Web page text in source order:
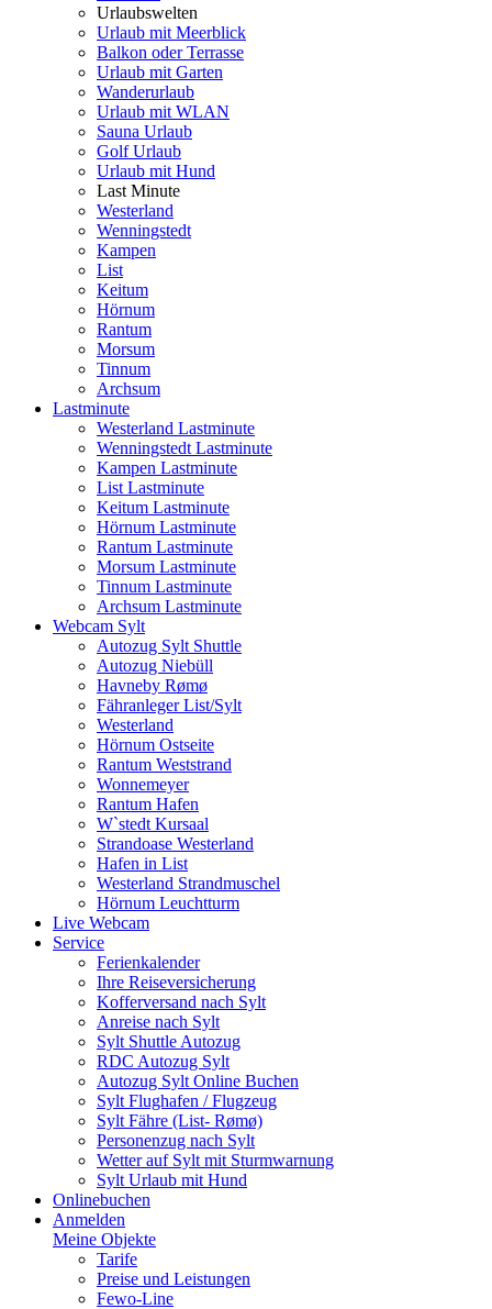
Urlaubswelten
Urlaub mit Meerblick
Balkon oder Terrasse
Urlaub mit Garten
Wanderurlaub
Urlaub mit WLAN
Sauna Urlaub
Golf Urlaub
Urlaub mit Hund
Last Minute
Westerland
Wenningstedt
Kampen
List
Keitum
Hörnum
Rantum
Morsum
Tinnum
Archsum
Lastminute
Westerland Lastminute
Wenningstedt Lastminute
Kampen Lastminute
List Lastminute
Keitum Lastminute
Hörnum Lastminute
Rantum Lastminute
Morsum Lastminute
Tinnum Lastminute
Archsum Lastminute
Webcam Sylt
Autozug Sylt Shuttle
Autozug Niebüll
Havneby Rømø
Fähranleger List/Sylt
Westerland
Hörnum Ostseite
Rantum Weststrand
Wonnemeyer
Rantum Hafen
W`stedt Kursaal
Strandoase Westerland
Hafen in List
Westerland Strandmuschel
Hörnum Leuchtturm
Live Webcam
Service
Ferienkalender
Ihre Reiseversicherung
Kofferversand nach Sylt
Anreise nach Sylt
Sylt Shuttle Autozug
RDC Autozug Sylt
Autozug Sylt Online Buchen
Sylt Flughafen / Flugzeug
Sylt Fähre (List- Rømø)
Personenzug nach Sylt
Wetter auf Sylt mit Sturmwarnung
Sylt Urlaub mit Hund
Onlinebuchen
Anmelden
Meine Objekte
Tarife
Preise und Leistungen
Fewo-Line